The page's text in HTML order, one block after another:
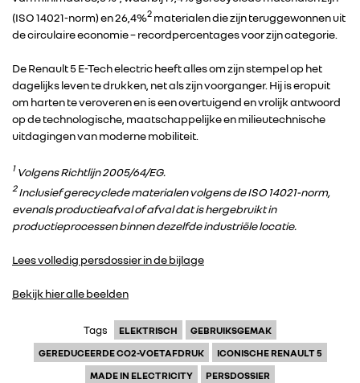
ALLIANCE
IN DE MEDIA
(ISO 14021-norm) en 26,4%2 materialen die zijn teruggewonnen uit
de circulaire economie – recordpercentages voor zijn categorie.
De Renault 5 E-Tech electric heeft alles om zijn stempel op het
dagelijks leven te drukken, net als zijn voorganger. Hij is eropuit
om harten te veroveren en is een overtuigend en vrolijk antwoord
op de technologische, maatschappelijke en milieutechnische
uitdagingen van moderne mobiliteit.
1 Volgens Richtlijn 2005/64/EG.
2Inclusief gerecyclede materialen volgens de ISO 14021-norm,
evenals productieafval of afval dat is hergebruikt in
productieprocessen binnen dezelfde industriële locatie.
Lees volledig persdossier in de bijlage
Bekijk hier alle beelden
Tags ELEKTRISCH
GEBRUIKSGEMAK
GEREDUCEERDE CO2-VOETAFDRUK
ICONISCHE RENAULT 5
MADE IN ELECTRICITY
PERSDOSSIER